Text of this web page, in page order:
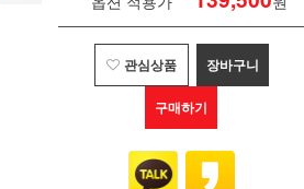
관심상품 장바구니
구매하기